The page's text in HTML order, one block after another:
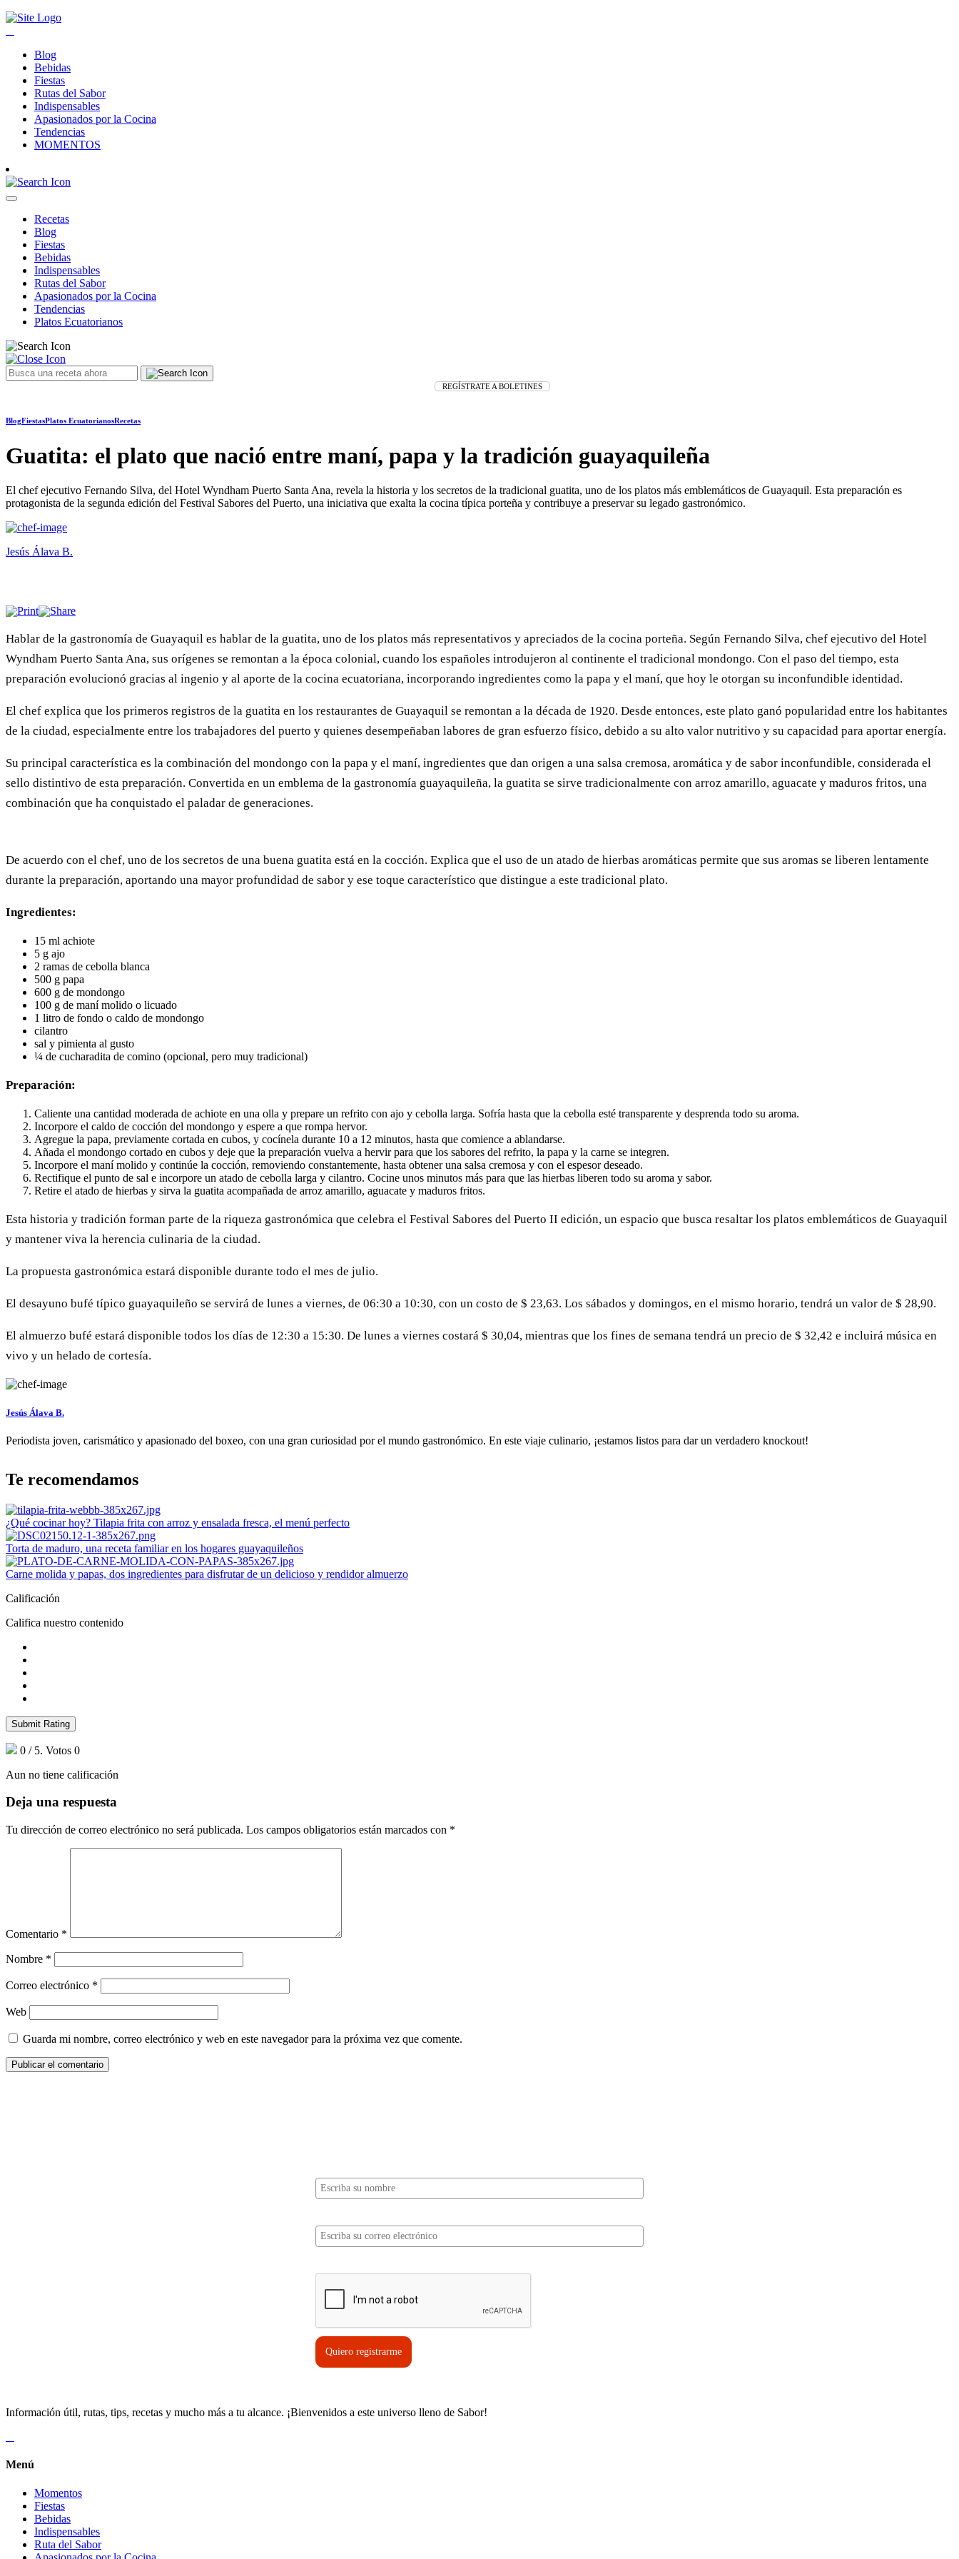
Blog
Bebidas
Fiestas
Rutas del Sabor
Indispensables
Apasionados por la Cocina
Tendencias
MOMENTOS
Recetas
Blog
Fiestas
Bebidas
Indispensables
Rutas del Sabor
Apasionados por la Cocina
Tendencias
Platos Ecuatorianos
REGÍSTRATE A BOLETINES
BlogFiestasPlatos EcuatorianosRecetas
Guatita: el plato que nació entre maní, papa y la tradición guayaquileña
El chef ejecutivo Fernando Silva, del Hotel Wyndham Puerto Santa Ana, revela la historia y los secretos de la tradicional guatita, uno de los platos más emblemáticos de Guayaquil. Esta preparación es
protagonista de la segunda edición del Festival Sabores del Puerto, una iniciativa que exalta la cocina típica porteña y contribuye a preservar su legado gastronómico.
Jesús Álava B.
Hablar de la gastronomía de Guayaquil es hablar de la guatita, uno de los platos más representativos y apreciados de la cocina porteña. Según Fernando Silva, chef ejecutivo del Hotel
Wyndham Puerto Santa Ana, sus orígenes se remontan a la época colonial, cuando los españoles introdujeron al continente el tradicional mondongo. Con el paso del tiempo, esta
preparación evolucionó gracias al ingenio y al aporte de la cocina ecuatoriana, incorporando ingredientes como la papa y el maní, que hoy le otorgan su inconfundible identidad.
El chef explica que los primeros registros de la guatita en los restaurantes de Guayaquil se remontan a la década de 1920. Desde entonces, este plato ganó popularidad entre los habitantes
de la ciudad, especialmente entre los trabajadores del puerto y quienes desempeñaban labores de gran esfuerzo físico, debido a su alto valor nutritivo y su capacidad para aportar energía.
Su principal característica es la combinación del mondongo con la papa y el maní, ingredientes que dan origen a una salsa cremosa, aromática y de sabor inconfundible, considerada el
sello distintivo de esta preparación. Convertida en un emblema de la gastronomía guayaquileña, la guatita se sirve tradicionalmente con arroz amarillo, aguacate y maduros fritos, una
combinación que ha conquistado el paladar de generaciones.
De acuerdo con el chef, uno de los secretos de una buena guatita está en la cocción. Explica que el uso de un atado de hierbas aromáticas permite que sus aromas se liberen lentamente
durante la preparación, aportando una mayor profundidad de sabor y ese toque característico que distingue a este tradicional plato.
Ingredientes:
15 ml achiote
5 g ajo
2 ramas de cebolla blanca
500 g papa
600 g de mondongo
100 g de maní molido o licuado
1 litro de fondo o caldo de mondongo
cilantro
sal y pimienta al gusto
¼ de cucharadita de comino (opcional, pero muy tradicional)
Preparación:
Caliente una cantidad moderada de achiote en una olla y prepare un refrito con ajo y cebolla larga. Sofría hasta que la cebolla esté transparente y desprenda todo su aroma.
Incorpore el caldo de cocción del mondongo y espere a que rompa hervor.
Agregue la papa, previamente cortada en cubos, y cocínela durante 10 a 12 minutos, hasta que comience a ablandarse.
Añada el mondongo cortado en cubos y deje que la preparación vuelva a hervir para que los sabores del refrito, la papa y la carne se integren.
Incorpore el maní molido y continúe la cocción, removiendo constantemente, hasta obtener una salsa cremosa y con el espesor deseado.
Rectifique el punto de sal e incorpore un atado de cebolla larga y cilantro. Cocine unos minutos más para que las hierbas liberen todo su aroma y sabor.
Retire el atado de hierbas y sirva la guatita acompañada de arroz amarillo, aguacate y maduros fritos.
Esta historia y tradición forman parte de la riqueza gastronómica que celebra el Festival Sabores del Puerto II edición, un espacio que busca resaltar los platos emblemáticos de Guayaquil
y mantener viva la herencia culinaria de la ciudad.
La propuesta gastronómica estará disponible durante todo el mes de julio.
El desayuno bufé típico guayaquileño se servirá de lunes a viernes, de 06:30 a 10:30, con un costo de $ 23,63. Los sábados y domingos, en el mismo horario, tendrá un valor de $ 28,90.
El almuerzo bufé estará disponible todos los días de 12:30 a 15:30. De lunes a viernes costará $ 30,04, mientras que los fines de semana tendrá un precio de $ 32,42 e incluirá música en
vivo y un helado de cortesía.
Jesús Álava B.
Periodista joven, carismático y apasionado del boxeo, con una gran curiosidad por el mundo gastronómico. En este viaje culinario, ¡estamos listos para dar un verdadero knockout!
Te recomendamos
¿Qué cocinar hoy? Tilapia frita con arroz y ensalada fresca, el menú perfecto
Torta de maduro, una receta familiar en los hogares guayaquileños
Carne molida y papas, dos ingredientes para disfrutar de un delicioso y rendidor almuerzo
Calificación
Califica nuestro contenido
Submit Rating
0 / 5. Votos 0
Aun no tiene calificación
Deja una respuesta
Tu dirección de correo electrónico no será publicada. Los campos obligatorios están marcados con *
Comentario *
Nombre *
Correo electrónico *
Web
Guarda mi nombre, correo electrónico y web en este navegador para la próxima vez que comente.
Quiero registrarme
Información útil, rutas, tips, recetas y mucho más a tu alcance. ¡Bienvenidos a este universo lleno de Sabor!
Menú
Momentos
Fiestas
Bebidas
Indispensables
Ruta del Sabor